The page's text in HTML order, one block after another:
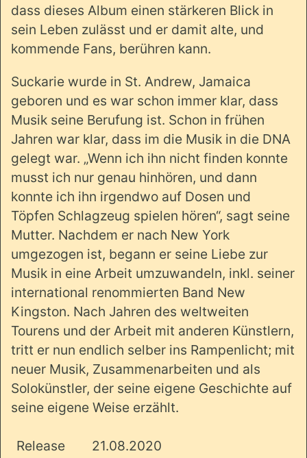
dass dieses Album einen stärkeren Blick in
sein Leben zulässt und er damit alte, und
kommende Fans, berühren kann.
Suckarie wurde in St. Andrew, Jamaica
geboren und es war schon immer klar, dass
Musik seine Berufung ist. Schon in frühen
Jahren war klar, dass im die Musik in die DNA
gelegt war. „Wenn ich ihn nicht finden konnte
musst ich nur genau hinhören, und dann
konnte ich ihn irgendwo auf Dosen und
Töpfen Schlagzeug spielen hören“, sagt seine
Mutter. Nachdem er nach New York
umgezogen ist, begann er seine Liebe zur
Musik in eine Arbeit umzuwandeln, inkl. seiner
international renommierten Band New
Kingston. Nach Jahren des weltweiten
Tourens und der Arbeit mit anderen Künstlern,
tritt er nun endlich selber ins Rampenlicht; mit
neuer Musik, Zusammenarbeiten und als
Solokünstler, der seine eigene Geschichte auf
seine eigene Weise erzählt.
Release 21.08.2020